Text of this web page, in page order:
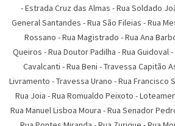
-Estrada Cruz das Almas -Rua Soldado
General Santandes -Rua São Fileias -Rua
Rossano -Rua Magistrado -Rua Ana
Queiros -Rua Doutor Padilha -Rua Guidoval-
Cavalcanti -Rua Beni -Travessa Capitão
Livramento -Travessa Urano -Rua Francisco
Rua Joia -Rua Romualdo Peixoto -
Rua Manuel Lisboa Moura -Rua Senador